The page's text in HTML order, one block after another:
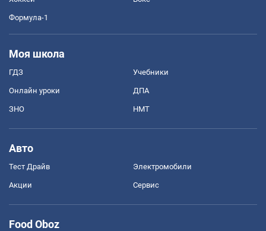
Формула-1
Моя школа
ГДЗ Учебники
Онлайн уроки ДПА
ЗНО НМТ
Авто
Тест Драйв Электромобили
Акции Сервис
Food Oboz